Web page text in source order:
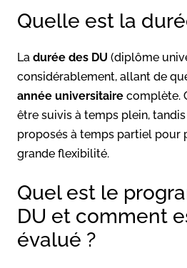
Quelle est la
La durée des DU (diplôme
considérablement, allant de
année universitaire complète.
être suivis à temps plein, tandis
proposés à temps partiel pour
grande flexibilité.
Quel est le
DU et comment
évalué ?